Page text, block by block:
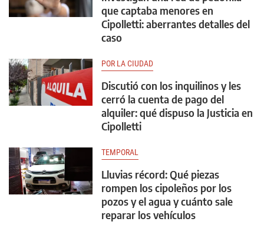
que captaba menores en
Cipolletti: aberrantes detalles del
caso
POR LA CIUDAD
Discutió con los inquilinos y les
cerró la cuenta de pago del
alquiler: qué dispuso la Justicia en
Cipolletti
TEMPORAL
Lluvias récord: Qué piezas
rompen los cipoleños por los
pozos y el agua y cuánto sale
reparar los vehículos